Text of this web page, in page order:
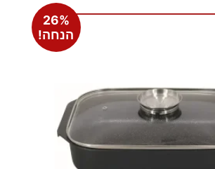
26%
הנחה!